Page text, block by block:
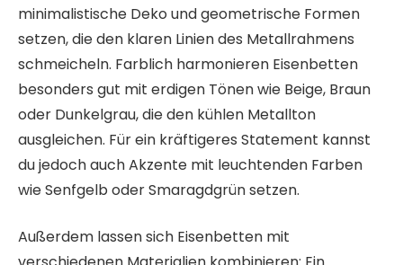
minimalistische Deko und geometrische Formen
setzen, die den klaren Linien des Metallrahmens
schmeicheln. Farblich harmonieren Eisenbetten
besonders gut mit erdigen Tönen wie Beige, Braun
oder Dunkelgrau, die den kühlen Metallton
ausgleichen. Für ein kräftigeres Statement kannst
du jedoch auch Akzente mit leuchtenden Farben
wie Senfgelb oder Smaragdgrün setzen.
Außerdem lassen sich Eisenbetten mit